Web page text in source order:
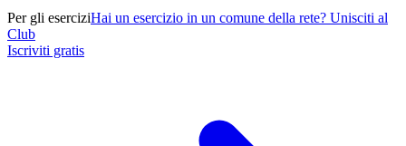
Per gli eserciziHai un esercizio in un comune della rete? Unisciti al
Club
Iscriviti gratis